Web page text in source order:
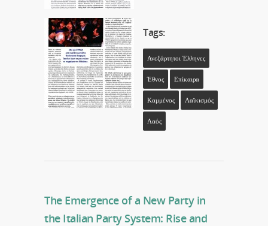
Tags:
Ανεξάρτητοι Έλληνες
Έθνος Επίκαιρα
Καμμένος Λαϊκισμός
Λαός
The Emergence of a New Party in
the Italian Party System: Rise and